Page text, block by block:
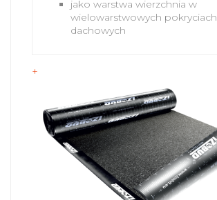
jako warstwa wierzchnia w
wielowarstwowych pokryciach
dachowych
+